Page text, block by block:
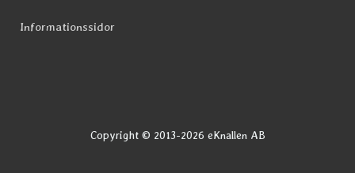
Informationssidor
Copyright © 2013-2026 eKnallen AB